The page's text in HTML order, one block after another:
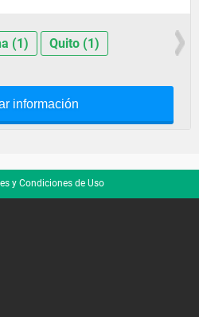
(1) Quito (1)
información
y Condiciones de Uso